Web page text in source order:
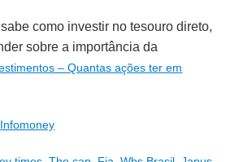
como investir no tesouro direto,
sobre a importância da
– Quantas ações ter em
Infomoney